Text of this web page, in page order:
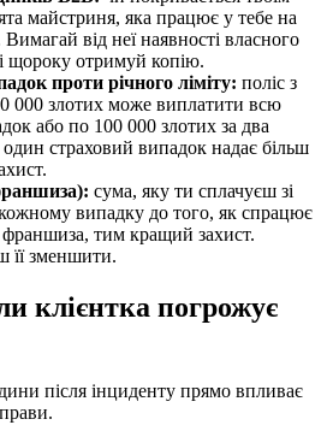
майстриня, яка працює у тебе на
від неї наявності власного
щороку отримуй копію.
проти річного ліміту: поліс з
000 злотих може виплатити всю
або по 100 000 злотих за два
страховий випадок надає більш
сума, яку ти сплачуєш зі
випадку до того, як спрацює
тим кращий захист.
її зменшити.
клієнтка погрожує
після інциденту прямо впливає